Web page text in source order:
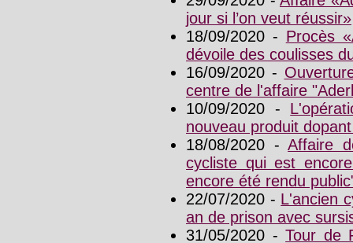
jour si l’on veut réussir»
18/09/2020 - Procès
dévoile des coulisses
16/09/2020 -
centre de l'affaire
10/09/2020 -
nouveau produit
18/08/2020 -Affaire
cycliste qui est
encore été rendu
22/07/2020 - L'ancien
an de prison avec
31/05/2020 -Tour de